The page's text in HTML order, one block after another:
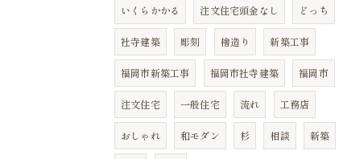
いくらかかる 注文住宅頭金なし どっち
社寺建築 彫刻 檜造り 新築工事
福岡市新築工事 福岡市社寺建築 福岡市
注文住宅 一般住宅 流れ 工務店
おしゃれ 和モダン 杉 相談 新築